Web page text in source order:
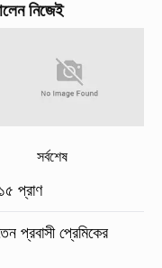
নিজেই
সর্বশেষ
প্রাণ
প্রবাসী প্রেমিকের